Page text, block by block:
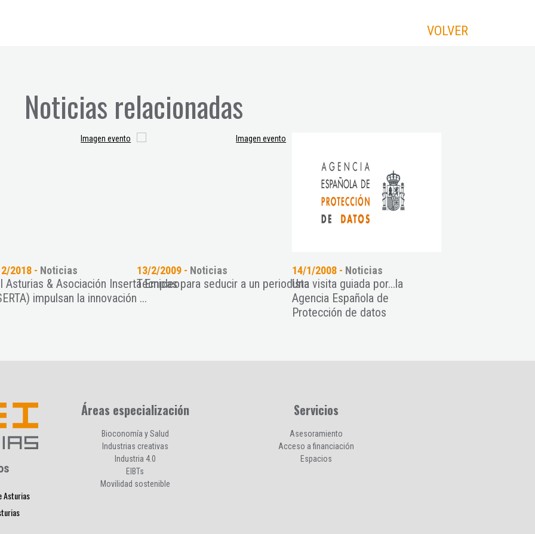
VOLVER
Noticias relacionadas
2018 - Noticias
Asturias & Asociación Inserta Empleo
impulsan la innovación ...
13/2/2009 - Noticias
Técnicas para seducir a un periodista
14/1/2008 - Noticias
Una visita guiada por...la
Agencia Española de
Protección de datos
Asturias
Áreas especialización
Bioconomía y Salud
Industrias creativas
Industria 4.0
EIBTs
Movilidad sostenible
Servicios
Asesoramiento
Acceso a financiación
Espacios